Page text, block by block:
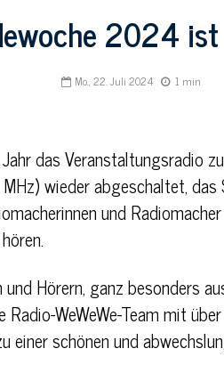
2024
Mo., 22. Juli 2024 1 min
das Veranstaltungsradio
wieder abgeschaltet,
und
Hörern, ganz besonders
WeWeWe-Team mit
einer schönen und